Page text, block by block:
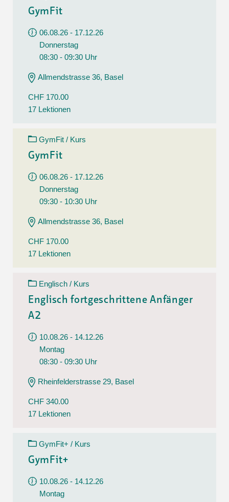
GymFit
06.08.26 - 17.12.26
Donnerstag
08:30 - 09:30 Uhr
Allmendstrasse 36, Basel
CHF 170.00
17 Lektionen
GymFit / Kurs
GymFit
06.08.26 - 17.12.26
Donnerstag
09:30 - 10:30 Uhr
Allmendstrasse 36, Basel
CHF 170.00
17 Lektionen
Englisch / Kurs
Englisch fortgeschrittene Anfänger
A2
10.08.26 - 14.12.26
Montag
08:30 - 09:30 Uhr
Rheinfelderstrasse 29, Basel
CHF 340.00
17 Lektionen
GymFit+ / Kurs
GymFit+
10.08.26 - 14.12.26
Montag